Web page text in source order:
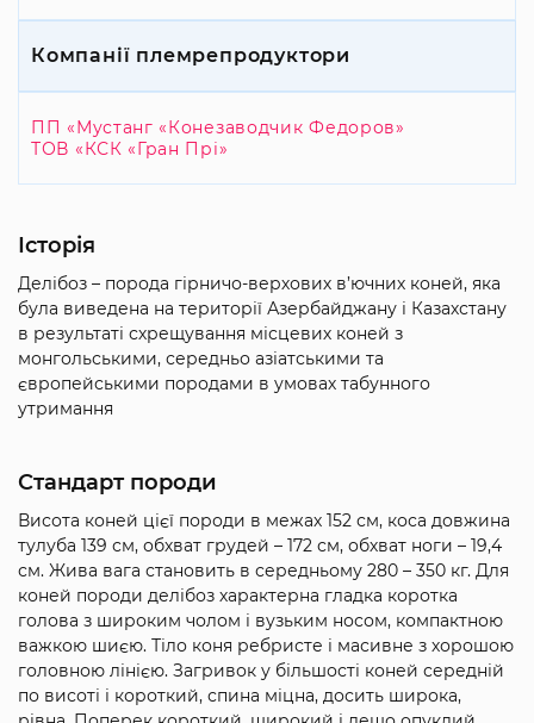
Компанії племрепродуктори
ПП «Мустанг «Конезаводчик Федоров»
ТОВ «КСК «Гран Прі»
Історія
Делібоз – порода гірничо-верхових в’ючних коней, яка
була виведена на території Азербайджану і Казахстану
в результаті схрещування місцевих коней з
монгольськими, середньо азіатськими та
європейськими породами в умовах табунного
утримання
Стандарт породи
Висота коней цієї породи в межах 152 см, коса довжина
тулуба 139 см, обхват грудей – 172 см, обхват ноги – 19,4
см. Жива вага становить в середньому 280 – 350 кг. Для
коней породи делібоз характерна гладка коротка
голова з широким чолом і вузьким носом, компактною
важкою шиєю. Тіло коня ребристе і масивне з хорошою
головною лінією. Загривок у більшості коней середній
по висоті і короткий, спина міцна, досить широка,